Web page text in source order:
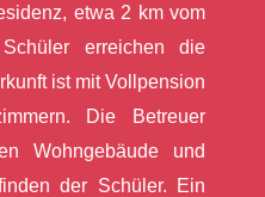
etwa 2 km vom
erreichen die
ist mit Vollpension
Die Betreuer
Wohngebäude und
der Schüler. Ein